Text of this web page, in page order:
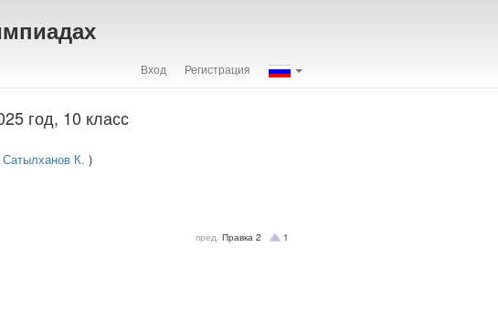
Вход Регистрация
год, 10 класс
Сатылханов К. )
пред. Правка 2 1